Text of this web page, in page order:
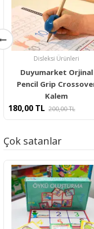
Disleksi Ürünleri
Duyumarket Orjinal
Pencil Grip
Kalem
180,00 TL 200,00TL
Çok satanlar